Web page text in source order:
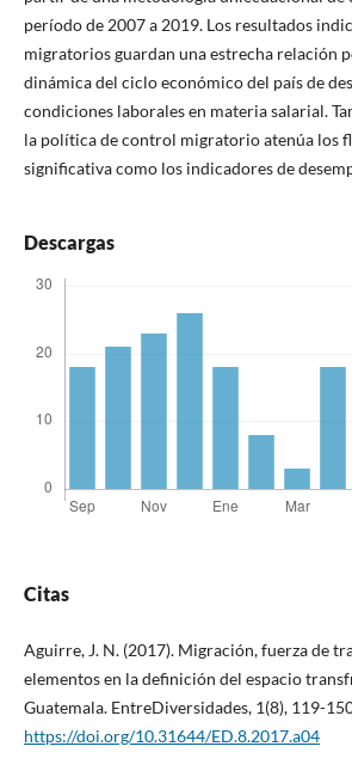
período de 2007 a 2019. Los resultados
migratorios guardan una estrecha relación
dinámica del ciclo económico del país de
condiciones laborales en materia salarial.
la política de control migratorio atenúa los
significativa como los indicadores de
Descargas
Citas
Aguirre, J. N. (2017). Migración, fuerza de
elementos en la definición del espacio
Guatemala. EntreDiversidades, 1(8), 119-
https://doi.org/10.31644/ED.8.2017.a04